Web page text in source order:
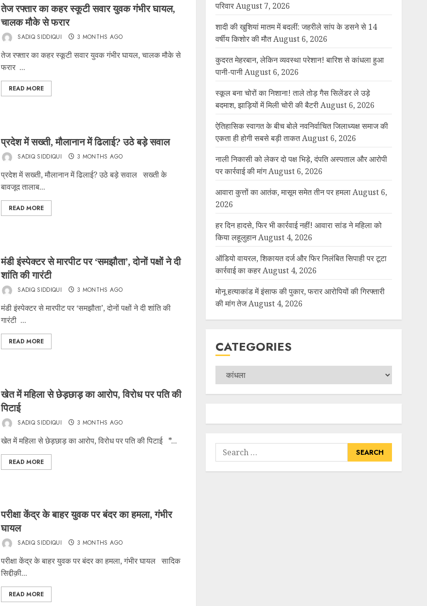
तेज रफ्तार का कहर स्कूटी सवार युवक गंभीर घायल,
चालक मौके से फरार
SADIQ SIDDIQUI 3 MONTHS AGO
तेज रफ्तार का कहर स्कूटी सवार युवक गंभीर घायल, चालक मौके से
फरार ...
READ MORE
प्रदेश में सख्ती, मौलानान में ढिलाई? उठे बड़े सवाल
SADIQ SIDDIQUI 3 MONTHS AGO
प्रदेश में सख्ती, मौलानान में ढिलाई? उठे बड़े सवाल सख्ती के
बावजूद तालाब...
READ MORE
मंडी इंस्पेक्टर से मारपीट पर ‘समझौता’, दोनों पक्षों ने दी
शांति की गारंटी
SADIQ SIDDIQUI 3 MONTHS AGO
मंडी इंस्पेक्टर से मारपीट पर ‘समझौता’, दोनों पक्षों ने दी शांति की
गारंटी ...
READ MORE
खेत में महिला से छेड़छाड़ का आरोप, विरोध पर पति की
पिटाई
SADIQ SIDDIQUI 3 MONTHS AGO
खेत में महिला से छेड़छाड़ का आरोप, विरोध पर पति की पिटाई *...
READ MORE
परीक्षा केंद्र के बाहर युवक पर बंदर का हमला, गंभीर
घायल
SADIQ SIDDIQUI 3 MONTHS AGO
परीक्षा केंद्र के बाहर युवक पर बंदर का हमला, गंभीर घायल सादिक
सिद्दीक़ी...
READ MORE
परिवार August 7, 2026
शादी की खुशियां मातम में बदलीं: जहरीले सांप के डसने से 14
वर्षीय किशोर की मौत August 6, 2026
कुदरत मेहरबान, लेकिन व्यवस्था परेशान! बारिश से कांधला हुआ
पानी-पानी August 6, 2026
स्कूल बना चोरों का निशाना! ताले तोड़ गैस सिलेंडर ले उड़े
बदमाश, झाड़ियों में मिली चोरी की बैटरी August 6, 2026
ऐतिहासिक स्वागत के बीच बोले नवनिर्वाचित जिलाध्यक्ष समाज की
एकता ही होगी सबसे बड़ी ताकत August 6, 2026
नाली निकासी को लेकर दो पक्ष भिड़े, दंपति अस्पताल और आरोपी
पर कार्रवाई की मांग August 6, 2026
आवारा कुत्तों का आतंक, मासूम समेत तीन पर हमला August 6,
2026
हर दिन हादसे, फिर भी कार्रवाई नहीं! आवारा सांड ने महिला को
किया लहूलुहान August 4, 2026
ऑडियो वायरल, शिकायत दर्ज और फिर निलंबित सिपाही पर टूटा
कार्रवाई का कहर August 4, 2026
मोनू हत्याकांड में इंसाफ की पुकार, फरार आरोपियों की गिरफ्तारी
की मांग तेज August 4, 2026
CATEGORIES